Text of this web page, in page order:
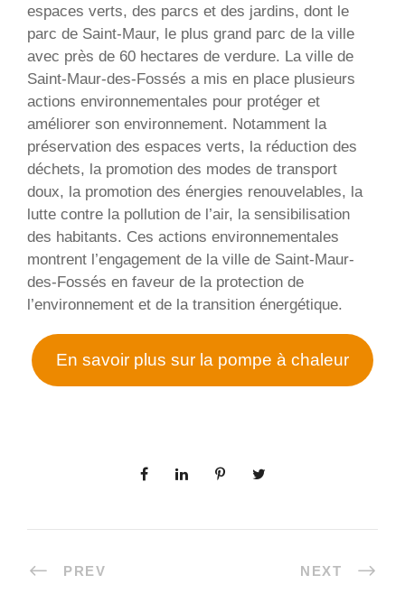
espaces verts, des parcs et des jardins, dont le
parc de Saint-Maur, le plus grand parc de la ville
avec près de 60 hectares de verdure. La ville de
Saint-Maur-des-Fossés a mis en place plusieurs
actions environnementales pour protéger et
améliorer son environnement. Notamment la
préservation des espaces verts, la réduction des
déchets, la promotion des modes de transport
doux, la promotion des énergies renouvelables, la
lutte contre la pollution de l’air, la sensibilisation
des habitants. Ces actions environnementales
montrent l’engagement de la ville de Saint-Maur-
des-Fossés en faveur de la protection de
l’environnement et de la transition énergétique.
En savoir plus sur la pompe à chaleur
PREV NEXT